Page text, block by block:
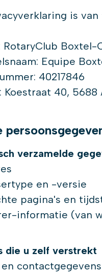
is
Boxtel-
Equipe
40217846
40, 5688
verzamelde
en -versie
pagina's en
informatie (van
die u zelf verstrekt